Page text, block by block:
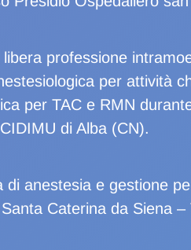
professione
per attività
per TAC e RMN
di Alba (CN).
anestesia e gestione
Caterina da Siena